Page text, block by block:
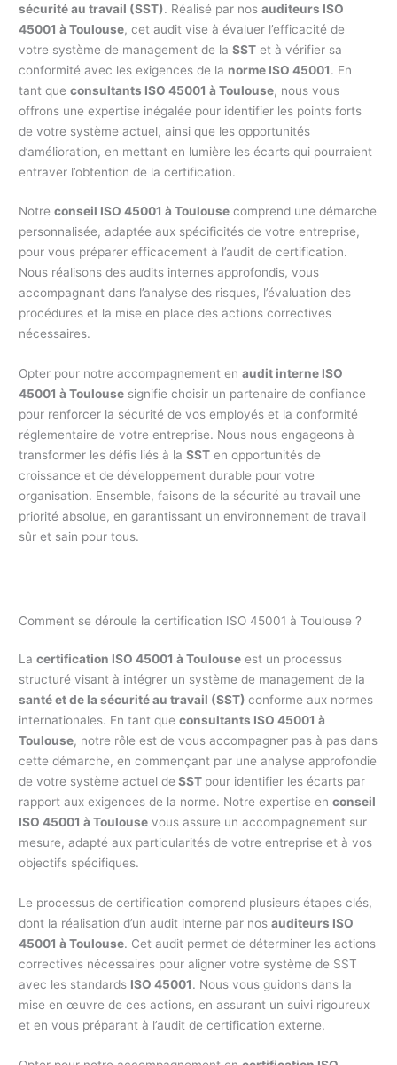
sécurité au travail (SST). Réalisé par nosauditeurs ISO
45001 à Toulouse, cet audit vise à évaluer l’efficacité de
votre système de management de laSST et à vérifier sa
conformité avec les exigences de la norme ISO 45001. En
tant queconsultants ISO 45001 à Toulouse, nous vous
offrons une expertise inégalée pour identifier les points forts
de votre système actuel, ainsi que les opportunités
d’amélioration, en mettant en lumière les écarts qui pourraient
entraver l’obtention de la certification.
Notreconseil ISO 45001 à Toulouse comprend une démarche
personnalisée, adaptée aux spécificités de votre entreprise,
pour vous préparer efficacement à l’audit de certification.
Nous réalisons des audits internes approfondis, vous
accompagnant dans l’analyse des risques, l’évaluation des
procédures et la mise en place des actions correctives
nécessaires.
Opter pour notre accompagnement enaudit interne ISO
45001 à Toulouse signifie choisir un partenaire de confiance
pour renforcer la sécurité de vos employés et la conformité
réglementaire de votre entreprise. Nous nous engageons à
transformer les défis liés à laSST en opportunités de
croissance et de développement durable pour votre
organisation. Ensemble, faisons de la sécurité au travail une
priorité absolue, en garantissant un environnement de travail
sûr et sain pour tous.
Comment se déroule la certification ISO 45001 à Toulouse ?
Lacertification ISO 45001 à Toulouse est un processus
structuré visant à intégrer un système de management de la
santé et de la sécurité au travail (SST)conforme aux normes
internationales. En tant queconsultants ISO 45001 à
Toulouse, notre rôle est de vous accompagner pas à pas dans
cette démarche, en commençant par une analyse approfondie
de votre système actuel de SST pour identifier les écarts par
rapport aux exigences de la norme. Notre expertise enconseil
ISO 45001 à Toulouse vous assure un accompagnement sur
mesure, adapté aux particularités de votre entreprise et à vos
objectifs spécifiques.
Le processus de certification comprend plusieurs étapes clés,
dont la réalisation d’un audit interne par nosauditeurs ISO
45001 à Toulouse. Cet audit permet de déterminer les actions
correctives nécessaires pour aligner votre système de SST
avec les standards ISO 45001. Nous vous guidons dans la
mise en œuvre de ces actions, en assurant un suivi rigoureux
et en vous préparant à l’audit de certification externe.